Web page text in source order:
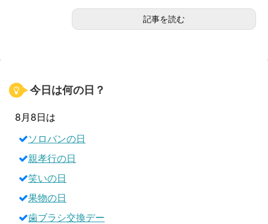
記事を読む
今日は何の日？
8月8日は
ソロバンの日
親孝行の日
笑いの日
果物の日
歯ブラシ交換デー